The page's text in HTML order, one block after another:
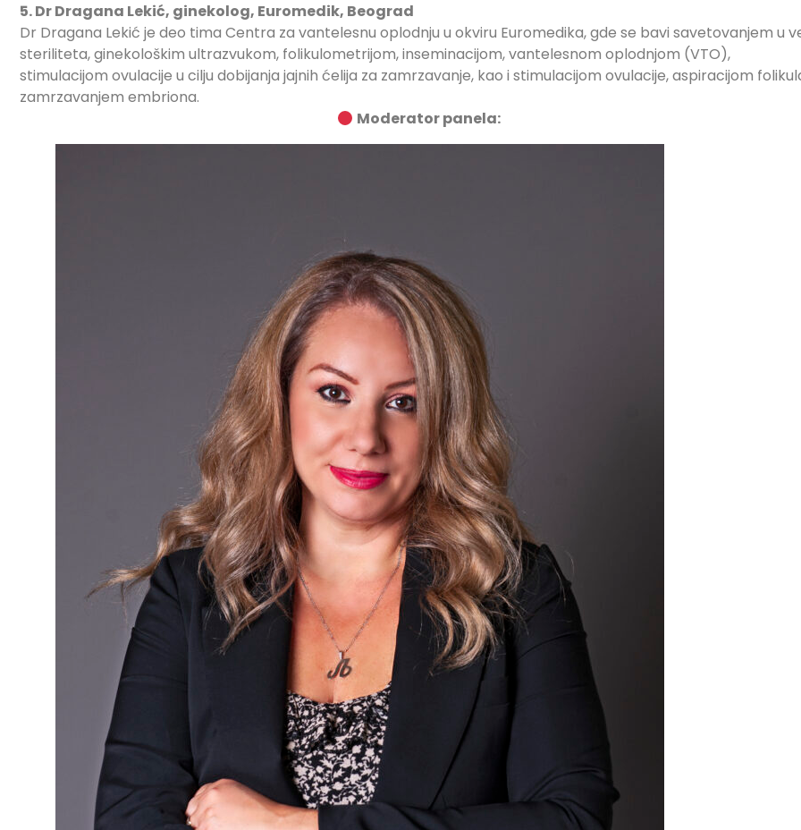
5. Dr Dragana Lekić, ginekolog, Euromedik, Beograd
Dr Dragana Lekić je deo tima Centra za vantelesnu oplodnju u okviru Euromedika, gde se bavi savetovanjem u
steriliteta, ginekološkim ultrazvukom, folikulometrijom, inseminacijom, vantelesnom oplodnjom (VTO),
stimulacijom ovulacije u cilju dobijanja jajnih ćelija za zamrzavanje, kao i stimulacijom ovulacije, aspiracijom
zamrzavanjem embriona.
Moderator panela: